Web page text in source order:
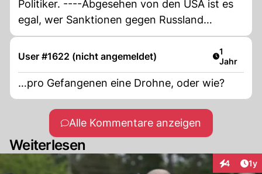
Politiker. ----Abgesehen von den USA ist es
egal, wer Sanktionen gegen Russland
verhängen will. Wenn es nicht die USA sind,
wird es keine echte Wirkung haben“, betont
User #1622 (nicht angemeldet) Artikel
1
Jahr
…pro Gefangenen eine Drohne, oder wie?
Alle Kommentare anzeigen
Weiterlesen
4 1y